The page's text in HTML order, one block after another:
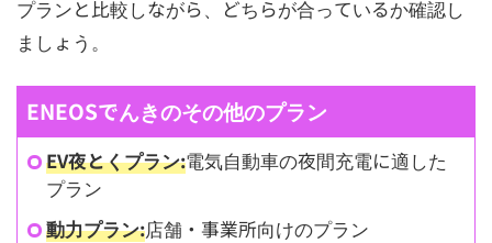
プランと比較しながら、どちらが合っているか確認し
ましょう。
ENEOSでんきのその他のプラン
EV夜とくプラン:電気自動車の夜間充電に適した
プラン
動力プラン:店舗・事業所向けのプラン